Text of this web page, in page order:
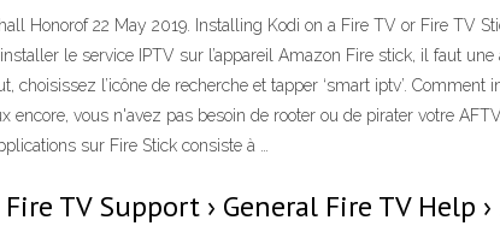
Honorof 22 May 2019. Installing Kodi on a Fire TV or Fire TV
le service IPTV sur l’appareil Amazon Fire stick, il faut
l’icône de recherche et tapper ‘smart iptv’.
vous n'avez pas besoin de rooter ou de pirater votre
sur Fire Stick consiste à …
TV Support › General Fire TV Help